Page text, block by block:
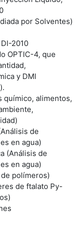
por Solventes)
2010
OPTIC-4, que
y DMI
químico, alimentos,
de
en agua)
(Análisis de
en agua)
polímeros)
de ftalato Py-